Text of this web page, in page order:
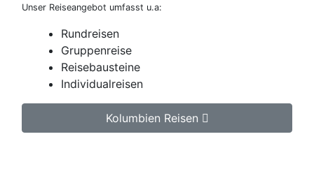
Unser Reiseangebot umfasst u.a:
Rundreisen
Gruppenreise
Reisebausteine
Individualreisen
Kolumbien Reisen